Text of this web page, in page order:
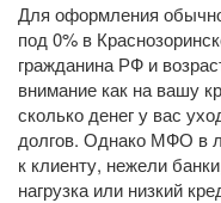
Для оформления
под 0% в
гражданина РФ и
внимание как на вашу
сколько денег у вас
долгов. Однако МФО в
к клиенту, нежели
нагрузка или низкий